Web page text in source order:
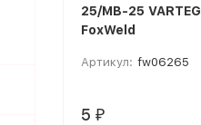
25/MB-25 VARTEG
FoxWeld
Артикул: fw06265
5 ₽